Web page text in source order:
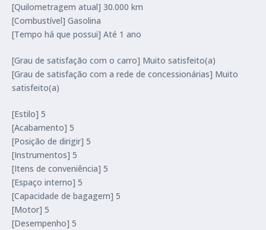
[Quilometragem atual] 30.000 km
[Combustível] Gasolina
[Tempo há que possui] Até 1 ano
[Grau de satisfação com o carro] Muito satisfeito(a)
[Grau de satisfação com a rede de concessionárias] Muito
satisfeito(a)
[Estilo] 5
[Acabamento] 5
[Posição de dirigir] 5
[Instrumentos] 5
[Itens de conveniência] 5
[Espaço interno] 5
[Capacidade de bagagem] 5
[Motor] 5
[Desempenho] 5